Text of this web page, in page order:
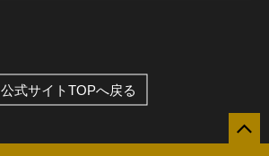
公式サイトTOPへ戻る